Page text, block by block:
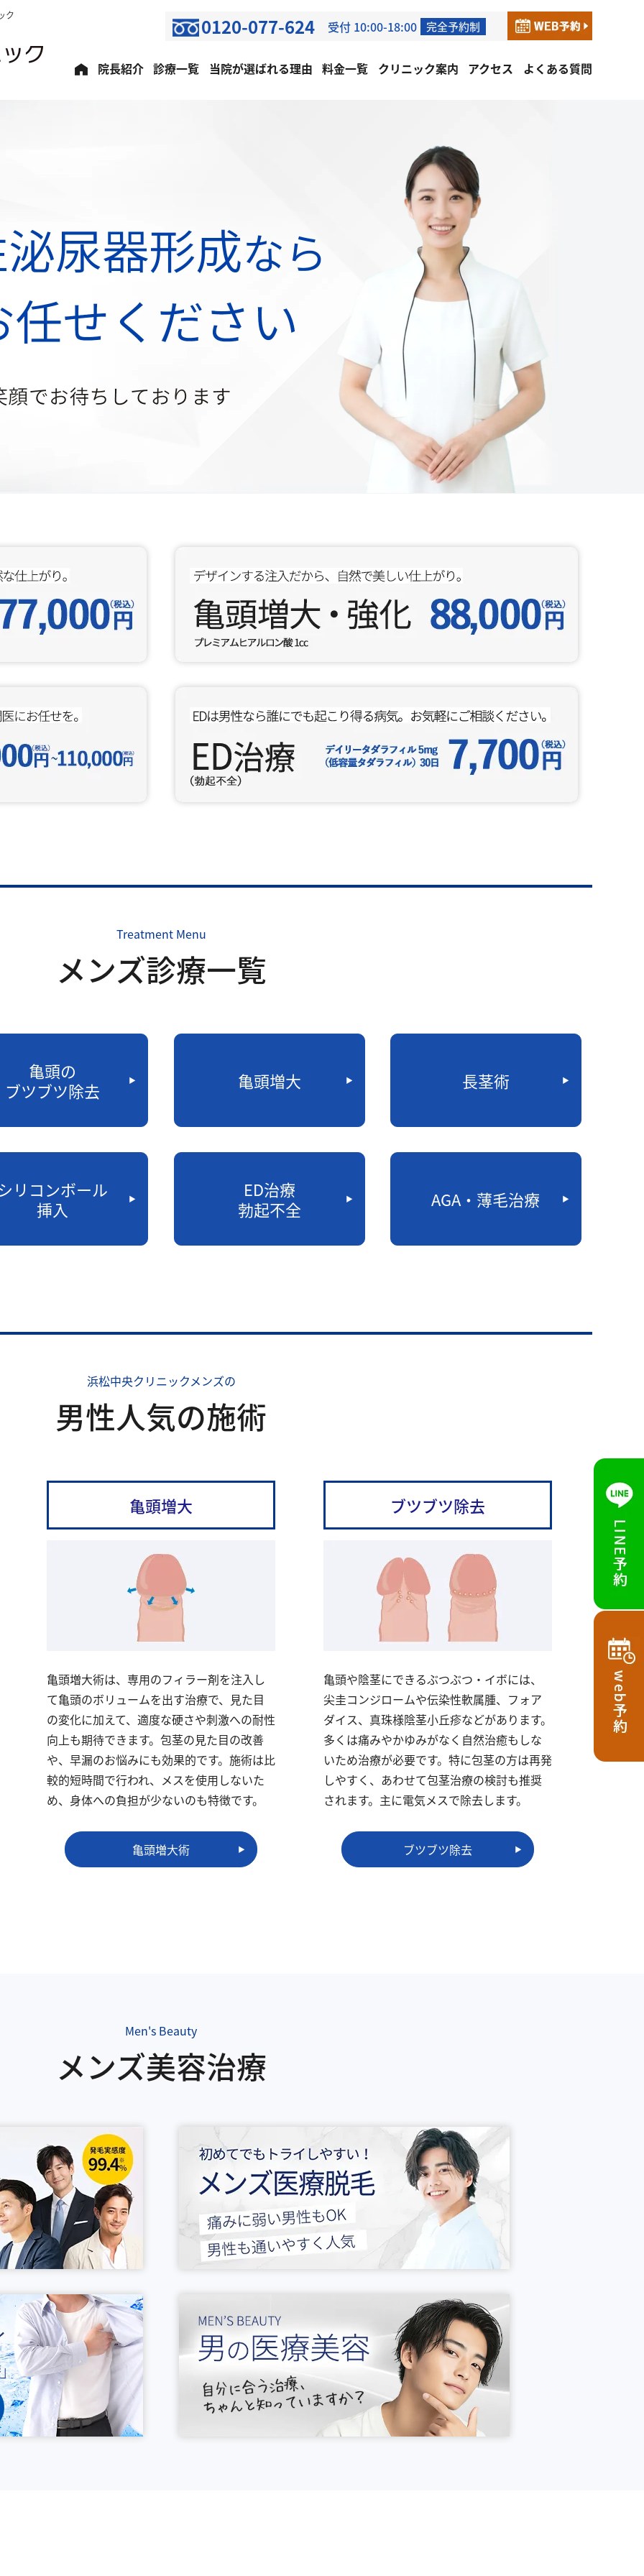
ク 0120-077-624 受付 10:00-18:00 完全予約制
院長紹介 診療一覧 当院が選ばれる理由 料金一覧 クリニック案内 アクセス よくある質問
Treatment Menu
メンズ診療一覧
亀頭の
ブツブツ除去
亀頭増大 長茎術
リコンボール
挿入
ED治療
勃起不全
AGA・薄毛治療
浜松中央クリニックメンズの
男性人気の施術
亀頭増大
亀頭増大術は、専用のフィラー剤を注入し
て亀頭のボリュームを出す治療で、見た目
の変化に加えて、適度な硬さや刺激への耐性
向上も期待できます。包茎の見た目の改善
や、早漏のお悩みにも効果的です。施術は比
較的短時間で行われ、メスを使用しないた
め、身体への負担が少ないのも特徴です。
亀頭増大術
ブツブツ除去
亀頭や陰茎にできるぶつぶつ・イボには、
尖圭コンジロームや伝染性軟属腫、フォア
ダイス、真珠様陰茎小丘疹などがあります。
多くは痛みやかゆみがなく自然治癒もしな
いため治療が必要です。特に包茎の方は再発
しやすく、あわせて包茎治療の検討も推奨
されます。主に電気メスで除去します。
ブツブツ除去
Men's Beauty
メンズ美容治療